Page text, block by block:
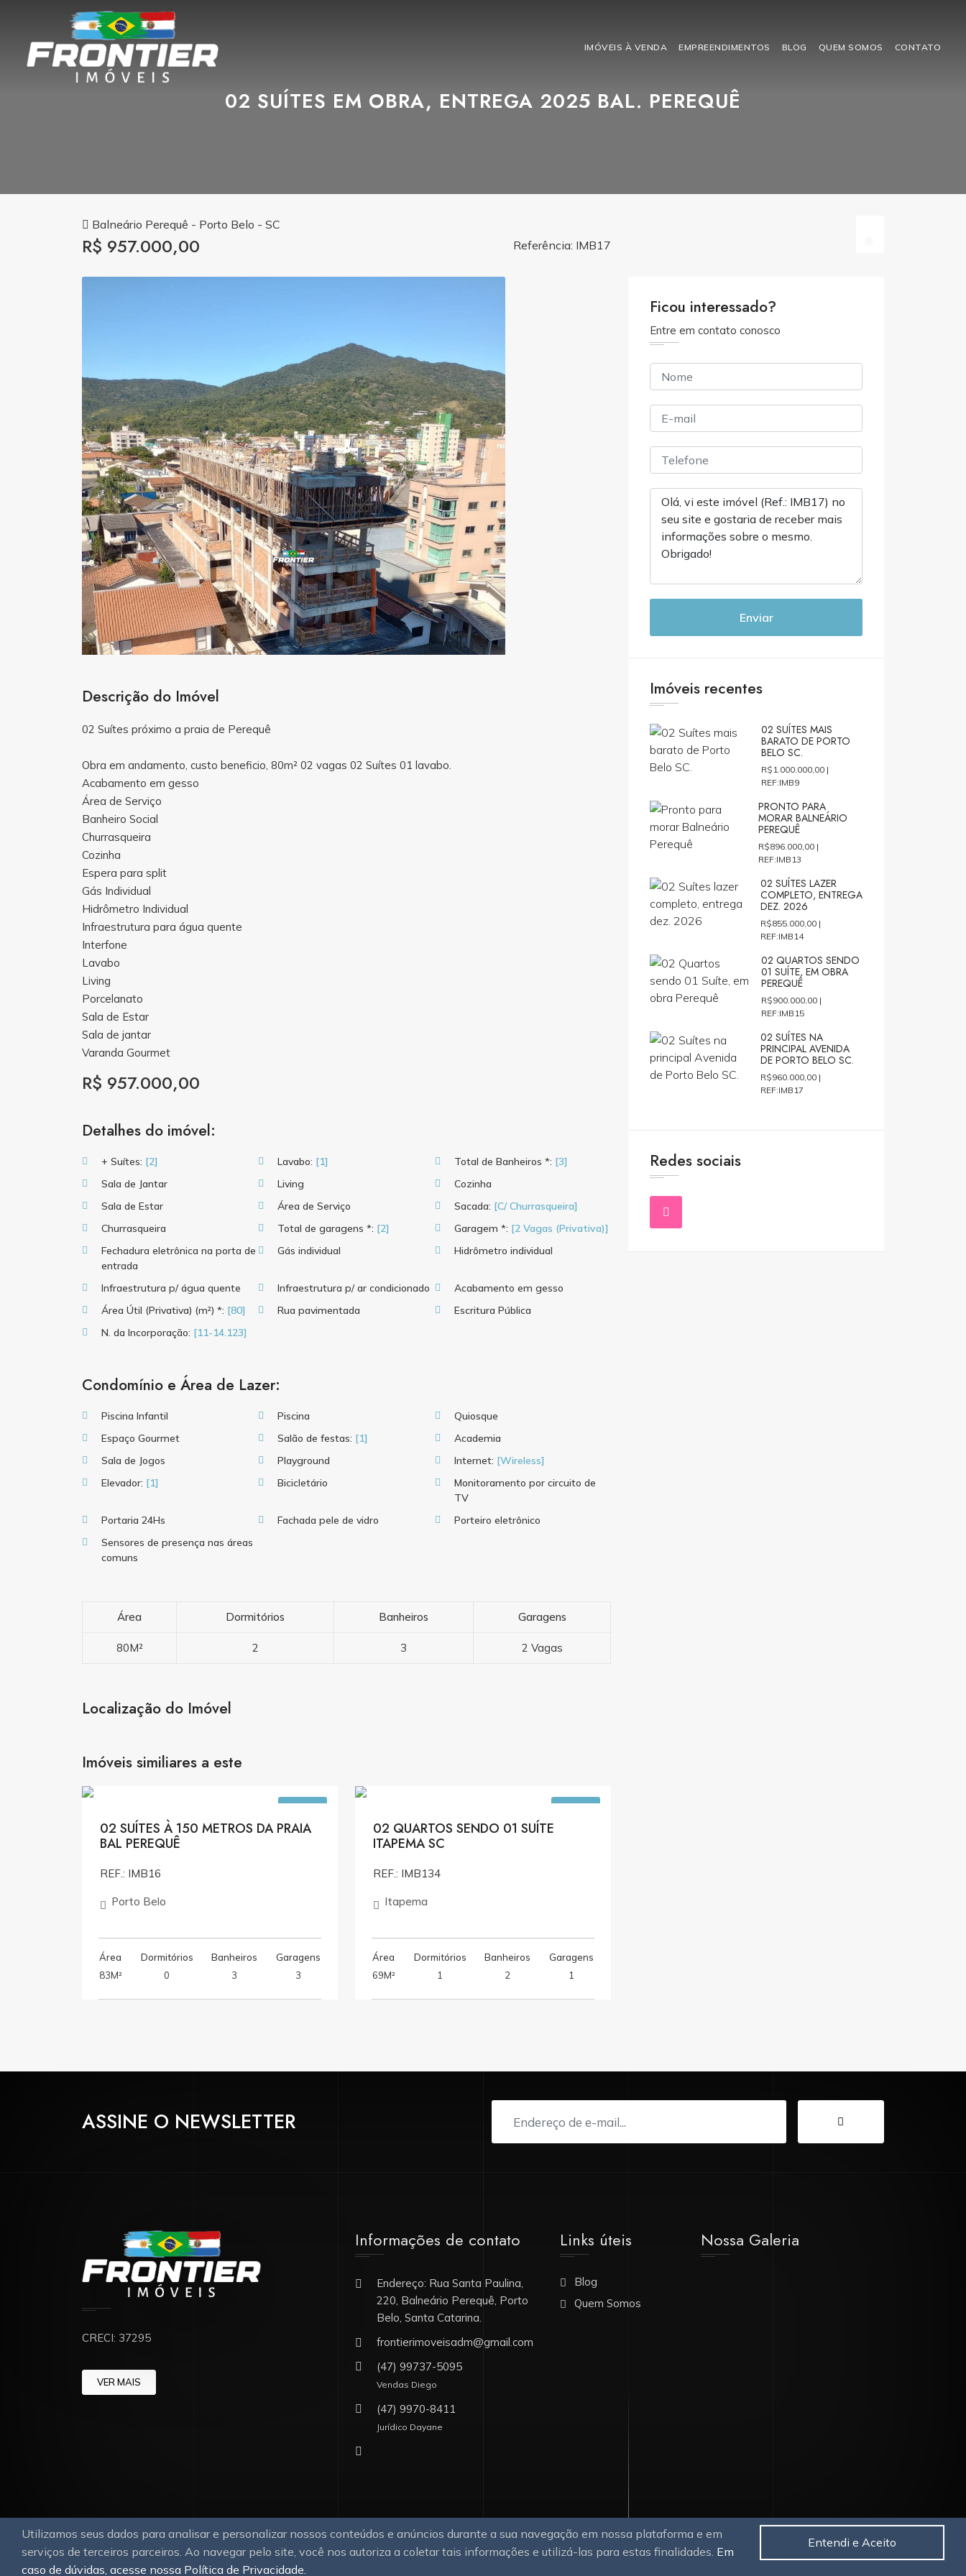
Utilizamos seus dados para analisar e personalizar nossos conteúdos e anúncios durante a sua navegação em nossa plataforma e em
serviços de terceiros parceiros. Ao navegar pelo site, você nos autoriza a coletar tais informações e utilizá-las para estas finalidades. Em
caso de dúvidas, acesse nossa Política de Privacidade.
Entendi e Aceito
IMÓVEIS À VENDA EMPREENDIMENTOS BLOG QUEM SOMOS CONTATO
02 SUÍTES EM OBRA, ENTREGA 2025 BAL. PEREQUÊ
Balneário Perequê - Porto Belo - SC
R$ 957.000,00 Referência: IMB17
Descrição do Imóvel
02 Suítes próximo a praia de Perequê
Obra em andamento, custo beneficio, 80m² 02 vagas 02 Suítes 01 lavabo.
Acabamento em gesso
Área de Serviço
Banheiro Social
Churrasqueira
Cozinha
Espera para split
Gás Individual
Hidrômetro Individual
Infraestrutura para água quente
Interfone
Lavabo
Living
Porcelanato
Sala de Estar
Sala de jantar
Varanda Gourmet
R$ 957.000,00
Detalhes do imóvel:
+ Suítes: [2] Lavabo: [1] Total de Banheiros *: [3]
Sala de Jantar
Living
Cozinha
Sala de Estar
Área de Serviço Sacada: [C/ Churrasqueira]
Churrasqueira
Total de garagens *: [2] Garagem *: [2 Vagas (Privativa)]
Fechadura eletrônica na porta de
entrada
Gás individual Hidrômetro individual
Infraestrutura p/ água quente Infraestrutura p/ ar condicionado
Acabamento em gesso
Área Útil (Privativa) (m²) *: [80] Rua pavimentada
Escritura Pública
N. da Incorporação: [11-14.123]
Condomínio e Área de Lazer:
Piscina Infantil Piscina
Quiosque
Espaço Gourmet
Salão de festas: [1]
Academia
Sala de Jogos
Playground Internet: [Wireless]
Elevador: [1] Bicicletário
Monitoramento por circuito de
TV
Portaria 24Hs
Fachada pele de vidro
Porteiro eletrônico
Sensores de presença nas áreas
comuns
Área Dormitórios Banheiros Garagens
80M² 2 3 2 Vagas
Localização do Imóvel
Imóveis similiares a este
VENDA
02 SUÍTES À 150 METROS DA PRAIA
BAL PEREQUÊ
REF.: IMB16
Porto Belo
Área
83M²
Dormitórios
0
Banheiros
3
Garagens
3
VENDA
02 QUARTOS SENDO 01 SUÍTE
ITAPEMA SC
REF.: IMB134
Itapema
Área
69M²
Dormitórios
1
Banheiros
2
Garagens
1
Ficou interessado?
Entre em contato conosco
Enviar
Imóveis recentes
02 SUÍTES MAIS
BARATO DE PORTO
BELO SC.
R$1.000.000,00 |
REF:IMB9
PRONTO PARA
MORAR BALNEÁRIO
PEREQUÊ
R$896.000,00 |
REF:IMB13
02 SUÍTES LAZER
COMPLETO, ENTREGA
DEZ. 2026
R$855.000,00 |
REF:IMB14
02 QUARTOS SENDO
01 SUÍTE, EM OBRA
PEREQUÊ
R$900.000,00 |
REF:IMB15
02 SUÍTES NA
PRINCIPAL AVENIDA
DE PORTO BELO SC.
R$960.000,00 |
REF:IMB17
Redes sociais
ASSINE O NEWSLETTER
CRECI: 37295
VER MAIS
Informações de contato
Endereço: Rua Santa Paulina,
220, Balneário Perequê, Porto
Belo, Santa Catarina.
frontierimoveisadm@gmail.com
(47) 99737-5095
Vendas Diego
(47) 9970-8411
Jurídico Dayane
Links úteis
Blog
Quem Somos
Nossa Galeria
© 2026OAWEB.Todos os direitos reservados.